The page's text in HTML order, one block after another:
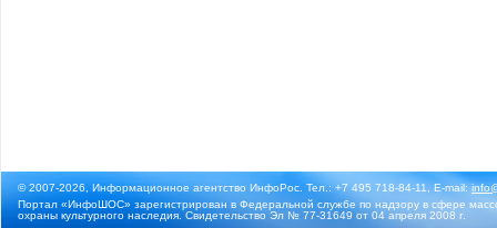
© 2007-2026, Информационное агентство ИнфоРос. Тел.: +7 495 718-84-11, E-mail:
Портал «ИнфоШОС» зарегистрирован в Федеральной службе по надзору в сфере
охраны культурного наследия. Свидетельство Эл № 77-31649 от 04 апреля 2008 г.